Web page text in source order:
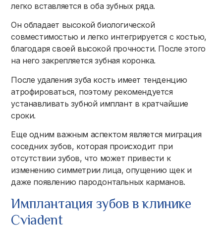
легко вставляется в оба зубных ряда.
Он обладает высокой биологической
совместимостью и легко интегрируется с костью,
благодаря своей высокой прочности. После этого
на него закрепляется зубная коронка.
После удаления зуба кость имеет тенденцию
атрофироваться, поэтому рекомендуется
устанавливать зубной имплант в кратчайшие
сроки.
Еще одним важным аспектом является миграция
соседних зубов, которая происходит при
отсутствии зубов, что может привести к
изменению симметрии лица, опущению щек и
даже появлению пародонтальных карманов.
Имплантация зубов в клинике
Cviadent